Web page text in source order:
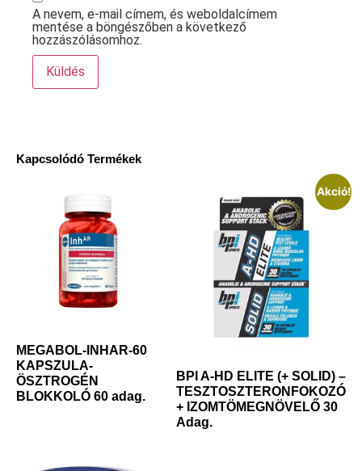
Kapcsolódó Termékek
MEGABOL-INHAR-60
KAPSZULA-
ÖSZTROGÉN
BLOKKOLÓ 60 adag.
Akció!
BPI A-HD ELITE (+ SOLID) –
TESZTOSZTERONFOKOZÓ
+ IZOMTÖMEGNÖVELŐ 30
Adag.
A nevem, e-mail címem, és weboldalcímem
mentése a böngészőben a következő
hozzászólásomhoz.